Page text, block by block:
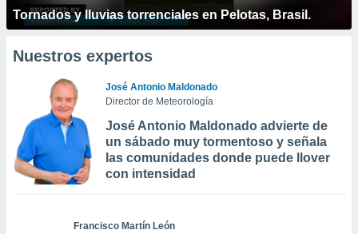
Tornados y lluvias torrenciales en Pelotas, Brasil.
Nuestros expertos
José Antonio Maldonado
Director de Meteorología
José Antonio Maldonado advierte de
un sábado muy tormentoso y señala
las comunidades donde puede llover
con intensidad
Francisco Martín León